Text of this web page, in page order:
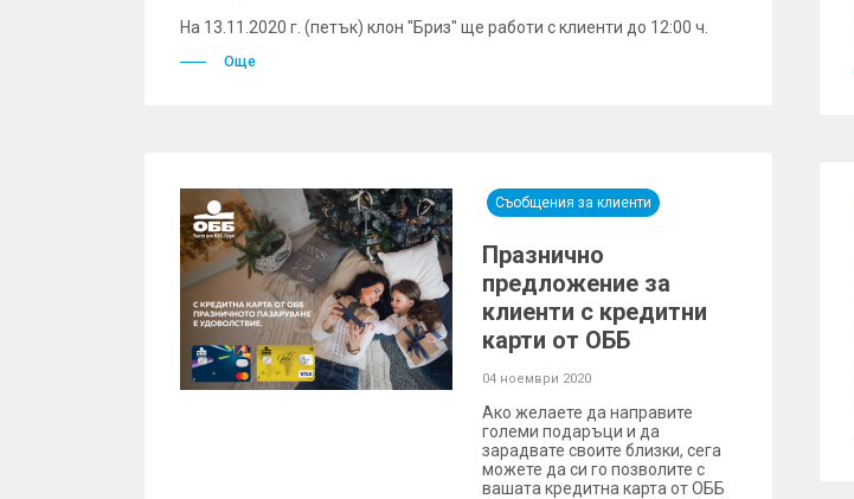
На 13.11.2020 г. (петък) клон "Бриз" ще работи с клиенти до 12:00 ч.
Още
Съобщения за клиенти
Празнично
предложение за
клиенти с кредитни
карти от ОББ
04 ноември 2020
Ако желаете да направите
големи подаръци и да
зарадвате своите близки, сега
можете да си го позволите с
вашата кредитна карта от ОББ